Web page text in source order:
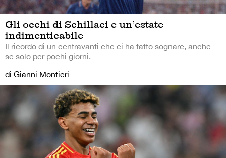
Gli occhi di Schillaci e un’estate
indimenticabile
Il ricordo di un centravanti che ci ha fatto sognare, anche
se solo per pochi giorni.
di Gianni Montieri